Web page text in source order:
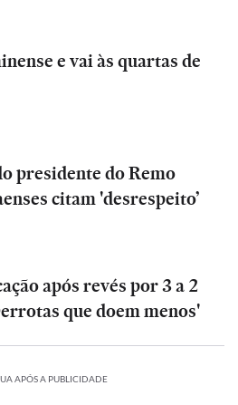
e vai às quartas de
presidente do Remo
citam 'desrespeito’
após revés por 3 a 2
que doem menos'
APÓS A PUBLICIDADE